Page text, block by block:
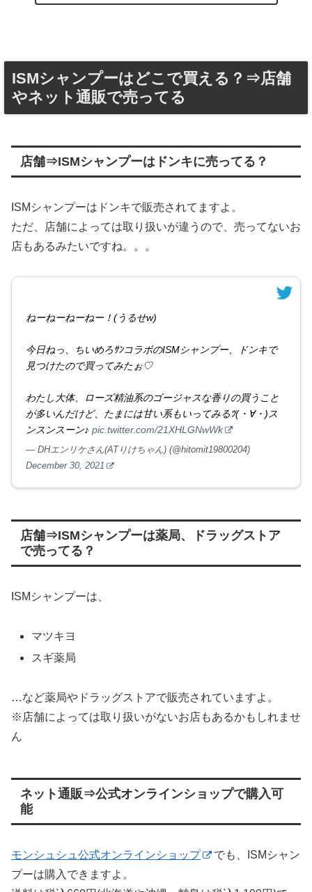
ISMシャンプーはどこで買える？⇒店舗
やネット通販で売ってる
店舗⇒ISMシャンプーはドンキに売ってる？
ISMシャンプーはドンキで販売されてますよ。
ただ、店舗によっては取り扱いが違うので、売ってないお
店もあるみたいですね。。。
ねーねーねーねー！(うるせw)
今日ねっ、ちいめろｻﾝコラボのISMシャンプー、ドンキで
見つけたので買ってみたぉ♡
わたし大体、ローズ精油系のゴージャスな香りの買うこと
が多いんだけど、たまには甘い系もいってみるﾂ(・∀・)ス
ンスンスーン♪ pic.twitter.com/21XHLGNwWk
— DHエンリケさん(ATりけちゃん) (@hitomit19800204)
December 30, 2021
店舗⇒ISMシャンプーは薬局、ドラッグストア
で売ってる？
ISMシャンプーは、
マツキヨ
スギ薬局
…など薬局やドラッグストアで販売されていますよ。
※店舗によっては取り扱いがないお店もあるかもしれませ
ん
ネット通販⇒公式オンラインショップで購入可
能
モンシュシュ公式オンラインショップ
でも、ISMシャン
プーは購入できますよ。